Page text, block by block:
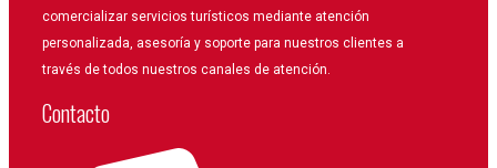
comercializar servicios turísticos mediante atención
personalizada, asesoría y soporte para nuestros clientes a
través de todos nuestros canales de atención.
Contacto